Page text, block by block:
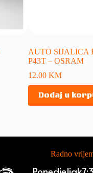
AUTO SIJALICA
P43T – OSRAM
12.00KM
Dodaj u
Radno